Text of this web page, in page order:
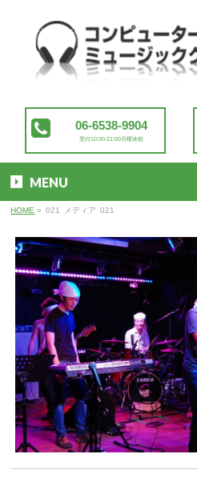
06-6538-9904
受付10:00-21:00月曜休校
MENU
HOME » 021 メディア 021